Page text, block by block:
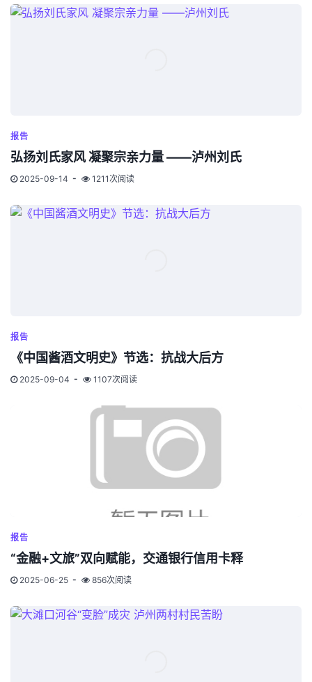
报告
弘扬刘氏家风 凝聚宗亲力量 ——泸州刘氏
2025-09-14 1211次阅读
报告
《中国酱酒文明史》节选：抗战大后方
2025-09-04 1107次阅读
报告
“金融+文旅”双向赋能，交通银行信用卡释
2025-06-25 856次阅读